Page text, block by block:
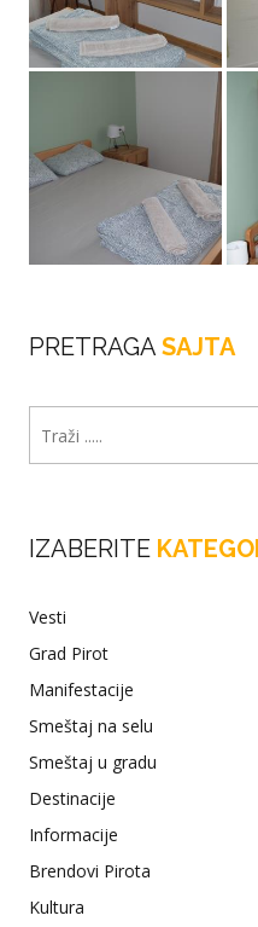
PRETRAGA SAJTA
IZABERITE
Vesti
Grad Pirot
Manifestacije
Smeštaj na selu
Smeštaj u gradu
Destinacije
Informacije
Brendovi Pirota
Kultura